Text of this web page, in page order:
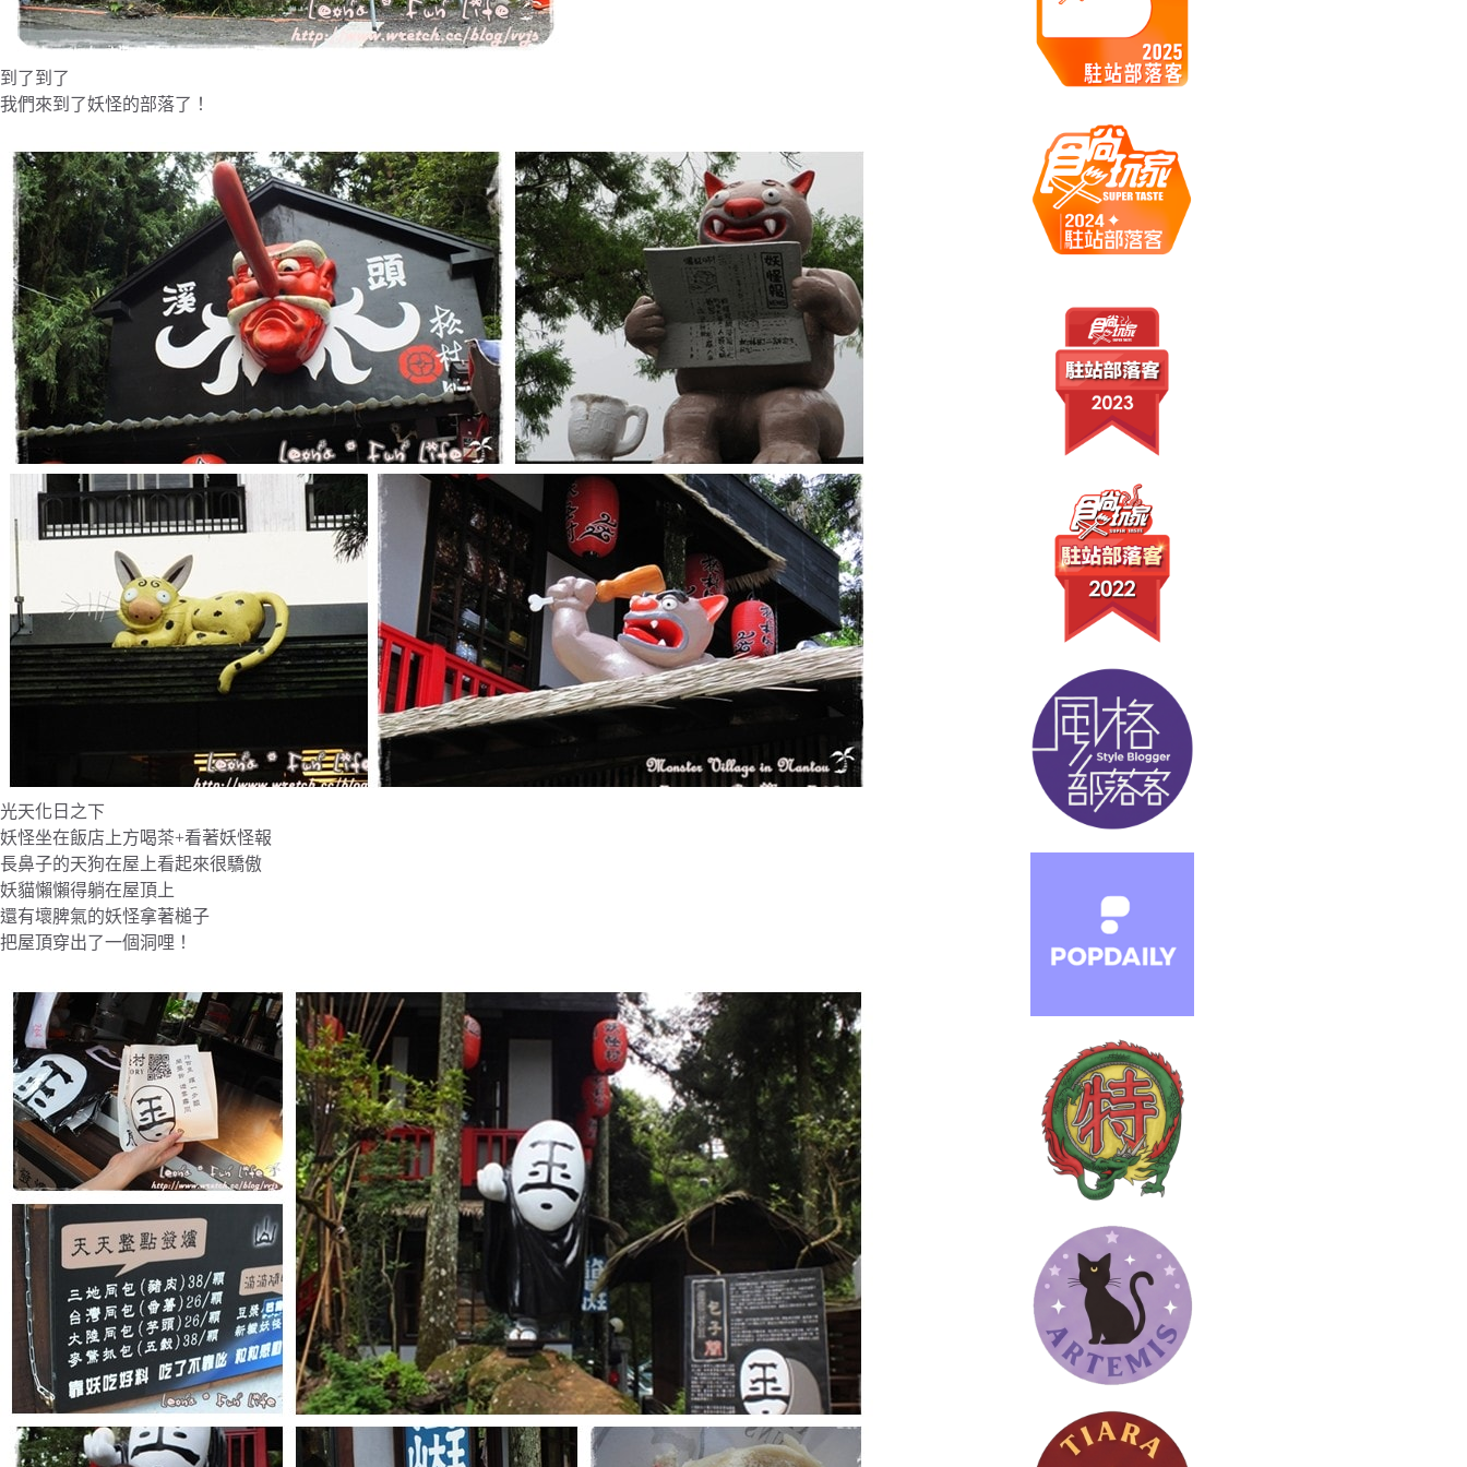
到了到了
我們來到了妖怪的部落了！
光天化日之下
妖怪坐在飯店上方喝茶+看著妖怪報
長鼻子的天狗在屋上看起來很驕傲
妖貓懶懶得躺在屋頂上
還有壞脾氣的妖怪拿著槌子
把屋頂穿出了一個洞哩！